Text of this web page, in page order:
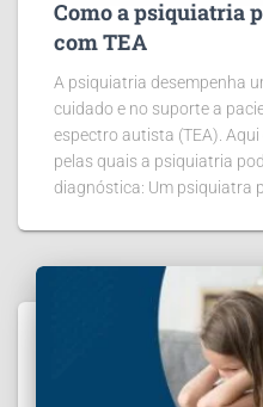
Como a psiquiatria
com TEA
A psiquiatria desempenha
cuidado e no suporte a
espectro autista (TEA).
pelas quais a psiquiatria
diagnóstica: Um psiquiatra